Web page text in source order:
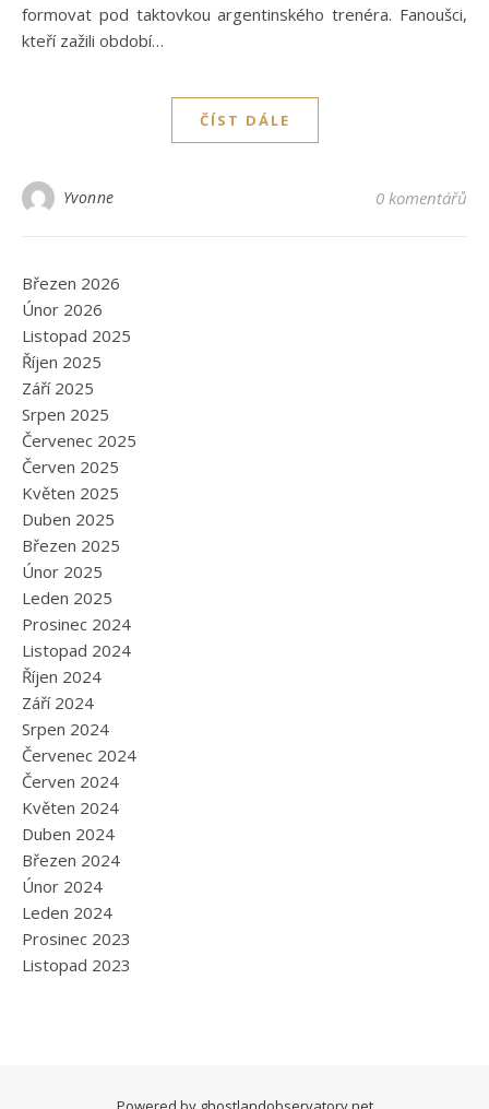
formovat pod taktovkou argentinského trenéra. Fanoušci,
kteří zažili období…
ČÍST DÁLE
Yvonne 0 komentářů
Březen 2026
Únor 2026
Listopad 2025
Říjen 2025
Září 2025
Srpen 2025
Červenec 2025
Červen 2025
Květen 2025
Duben 2025
Březen 2025
Únor 2025
Leden 2025
Prosinec 2024
Listopad 2024
Říjen 2024
Září 2024
Srpen 2024
Červenec 2024
Červen 2024
Květen 2024
Duben 2024
Březen 2024
Únor 2024
Leden 2024
Prosinec 2023
Listopad 2023